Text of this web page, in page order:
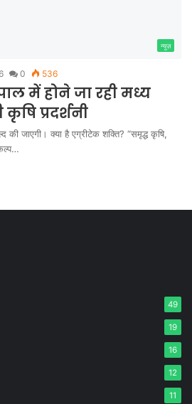
न्यूज़
0 536
में होने जा रही मध्य
प्रदर्शनी
की जाएगी। क्या है एग्रीटेक शक्ति? “समृद्ध कृषि,
49
19
16
12
11